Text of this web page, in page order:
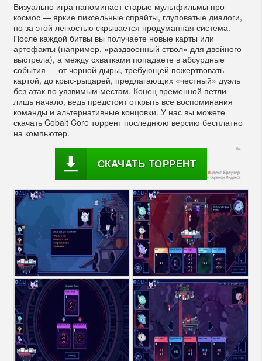
Визуально игра напоминает старые мультфильмы про
космос — яркие пиксельные спрайты, глуповатые диалоги,
но за этой легкостью скрывается продуманная система.
После каждой битвы вы получаете новые карты или
артефакты (например, «раздвоенный ствол» для двойного
выстрела), а между схватками попадаете в абсурдные
события — от черной дыры, требующей пожертвовать
картой, до крыс-рыцарей, предлагающих «честный» дуэль
без атак по уязвимым местам. Конец временной петли —
лишь начало, ведь предстоит открыть все воспоминания
команды и альтернативные концовки. У нас вы можете
скачать Cobalt Core торрент последнюю версию бесплатно
на компьютер.
СКАЧАТЬ ТОРРЕНТ